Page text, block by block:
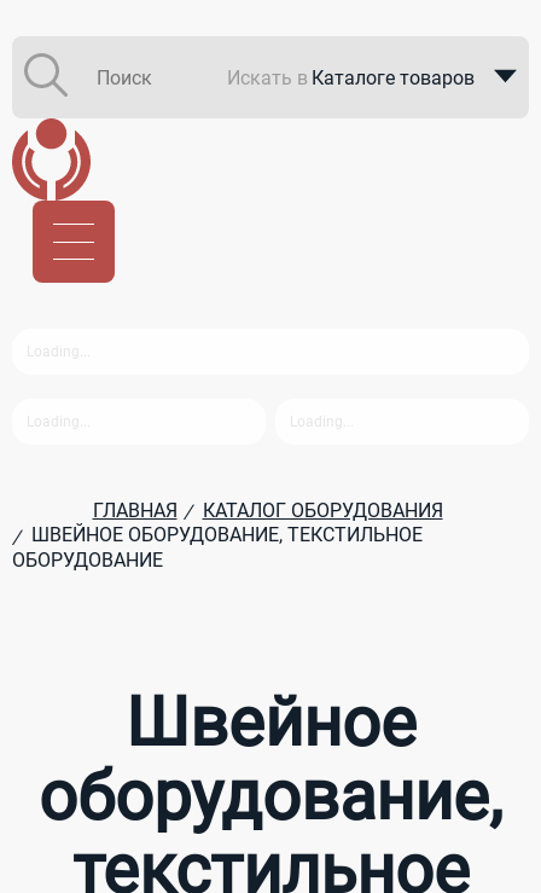
Искать в Каталоге товаров
ГЛАВНАЯ / КАТАЛОГ ОБОРУДОВАНИЯ
/ ШВЕЙНОЕ ОБОРУДОВАНИЕ, ТЕКСТИЛЬНОЕ
ОБОРУДОВАНИЕ
Швейное
оборудование,
текстильное